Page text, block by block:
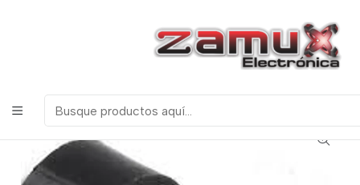
ELECTRONICOS, ROBOTICA & TECNOLOGIA
Leds y Visualización
Leds